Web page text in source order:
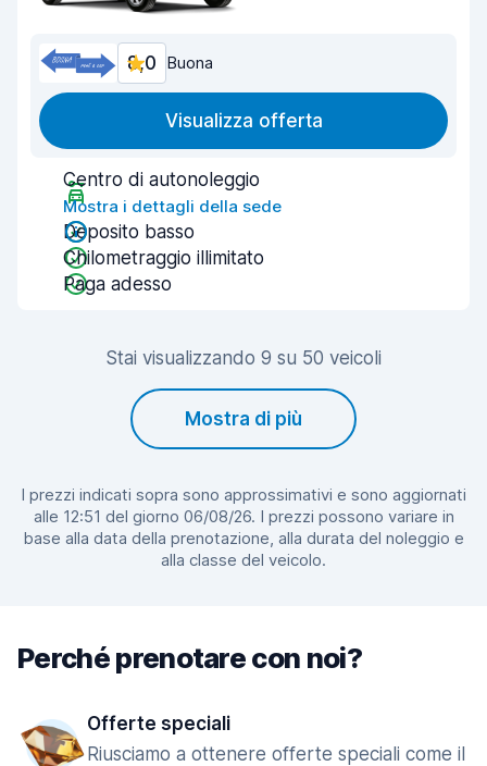
8,0 Buona
Visualizza offerta
Centro di autonoleggio
Mostra i dettagli della sede
Deposito basso
Chilometraggio illimitato
Paga adesso
Stai visualizzando 9 su 50 veicoli
Mostra di più
I prezzi indicati sopra sono approssimativi e sono aggiornati
alle 12:51 del giorno 06/08/26. I prezzi possono variare in
base alla data della prenotazione, alla durata del noleggio e
alla classe del veicolo.
Perché prenotare con noi?
Offerte speciali
Riusciamo a ottenere offerte speciali come il